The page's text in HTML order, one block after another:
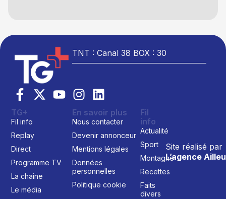
TNT : Canal 38 BOX : 30
Site réalisé par
L’agence
TG+
Fil info
Replay
Direct
Programme TV
La chaine
Le média
En savoir plus
Nous contacter
Devenir annonceur
Mentions légales
Données
personnelles
Politique cookie
Fil
info
Actualité
Sport
Montagne
Recettes
Faits
divers